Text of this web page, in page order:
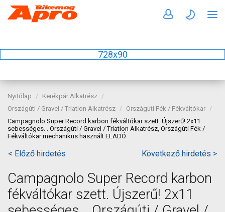
728x90
Nyitólap
Kerékpár Alkatrész
Országúti / Gravel / Triatlon Alkatrész
Országúti Fék / Fékváltókar
Campagnolo Super Record karbon fékváltókar szett. Újszerű! 2x11
sebességes. . Országúti / Gravel / Triatlon Alkatrész, Országúti Fék /
Fékváltókar mechanikus használt ELADÓ
< Előző hirdetés Következő hirdetés >
Campagnolo Super Record karbon
fékváltókar szett. Újszerű! 2x11